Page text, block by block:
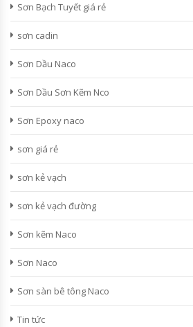
Sơn Bạch Tuyết giá rẻ
sơn cadin
Sơn Dầu Naco
Sơn Dầu Sơn Kẽm Nco
Sơn Epoxy naco
sơn giá rẻ
sơn kẻ vạch
sơn kẻ vạch đường
Sơn kẽm Naco
Sơn Naco
Sơn sàn bê tông Naco
Tin tức